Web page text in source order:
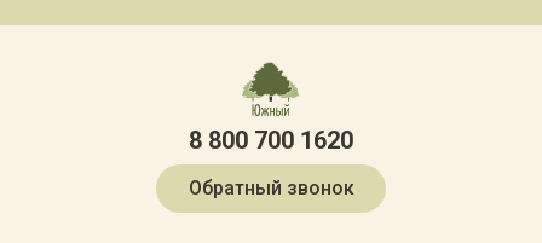
8 800 700 1620
Обратный звонок